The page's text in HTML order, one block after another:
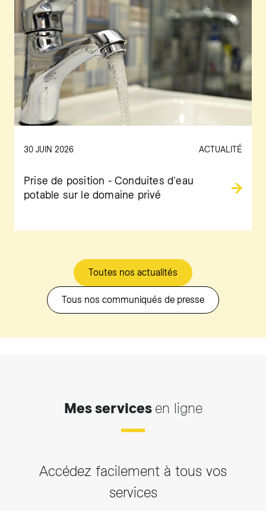
30 JUIN 2026 ACTUALITÉ
Prise de position - Conduites d'eau
potable sur le domaine privé
Toutes nos actualités
Tous nos communiqués de presse
Mes services en ligne
Accédez facilement à tous vos
services